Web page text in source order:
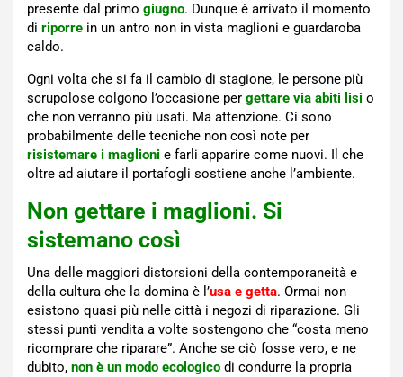
presente dal primo giugno. Dunque è arrivato il momento
di riporre in un antro non in vista maglioni e guardaroba
caldo.
Ogni volta che si fa il cambio di stagione, le persone più
scrupolose colgono l’occasione per gettare via abiti lisi o
che non verranno più usati. Ma attenzione. Ci sono
probabilmente delle tecniche non così note per
risistemare i maglioni e farli apparire come nuovi. Il che
oltre ad aiutare il portafogli sostiene anche l’ambiente.
Non gettare i maglioni. Si
sistemano così
Una delle maggiori distorsioni della contemporaneità e
della cultura che la domina è l’usa e getta. Ormai non
esistono quasi più nelle città i negozi di riparazione. Gli
stessi punti vendita a volte sostengono che “costa meno
ricomprare che riparare”. Anche se ciò fosse vero, e ne
dubito, non è un modo ecologico di condurre la propria